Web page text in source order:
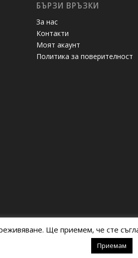
БЪРЗИ ВРЪЗКИ
За нас
Контакти
Моят акаунт
Политика за поверителност
Ще приемем, че сте
Приемам